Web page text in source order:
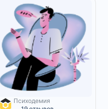
500 месяцев
Психодемия